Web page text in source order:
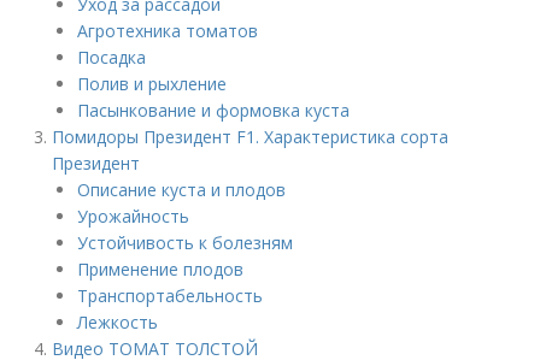
Агротехника томатов
Посадка
Полив и рыхление
Пасынкование и формовка куста
Помидоры Президент F1. Характеристика сорта
Президент
Описание куста и плодов
Урожайность
Устойчивость к болезням
Применение плодов
Транспортабельность
Лежкость
Видео ТОМАТ ТОЛСТОЙ